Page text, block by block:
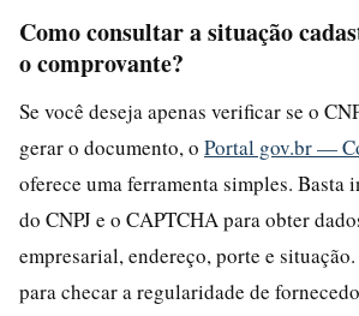
Como consultar a situação
o comprovante?
Se você deseja apenas verificar se o
gerar o documento, o Portal gov.br —
oferece uma ferramenta simples. Basta
do CNPJ e o CAPTCHA para obter
empresarial, endereço, porte e
para checar a regularidade de